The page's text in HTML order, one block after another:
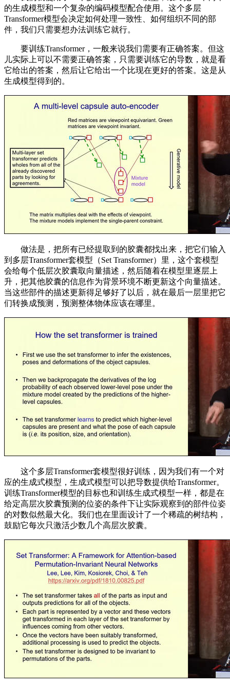
的生成模型和一个复杂的编码模型配合使用。这个多层
Transformer模型会决定如何处理一致性、如何组织不同的部
件，我们只需要想办法训练它就行。
要训练Transformer，一般来说我们需要有正确答案。但这
儿实际上可以不需要正确答案，只需要训练它的导数，就是看
它给出的答案，然后让它给出一个比现在更好的答案。这是从
生成模型得到的。
做法是，把所有已经提取到的胶囊都找出来，把它们输入
到多层Transformer套模型（Set Transformer）里，这个套模型
会给每个低层次胶囊取向量描述，然后随着在模型里逐层上
升，把其他胶囊的信息作为背景环境不断更新这个向量描述。
当这些部件的描述更新得足够好了以后，就在最后一层里把它
们转换成预测，预测整体物体应该在哪里。
这个多层Transformer套模型很好训练，因为我们有一个对
应的生成式模型，生成式模型可以把导数提供给Transformer。
训练Transformer模型的目标也和训练生成式模型一样，都是在
给定高层次胶囊预测的位姿的条件下让实际观察到的部件位姿
的对数似然最大化。我们也在里面设计了一个稀疏的树结构，
鼓励它每次只激活少数几个高层次胶囊。